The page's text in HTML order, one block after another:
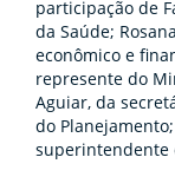
participação de
da Saúde;
econômico e
represente do
Aguiar, da
do
superintendente